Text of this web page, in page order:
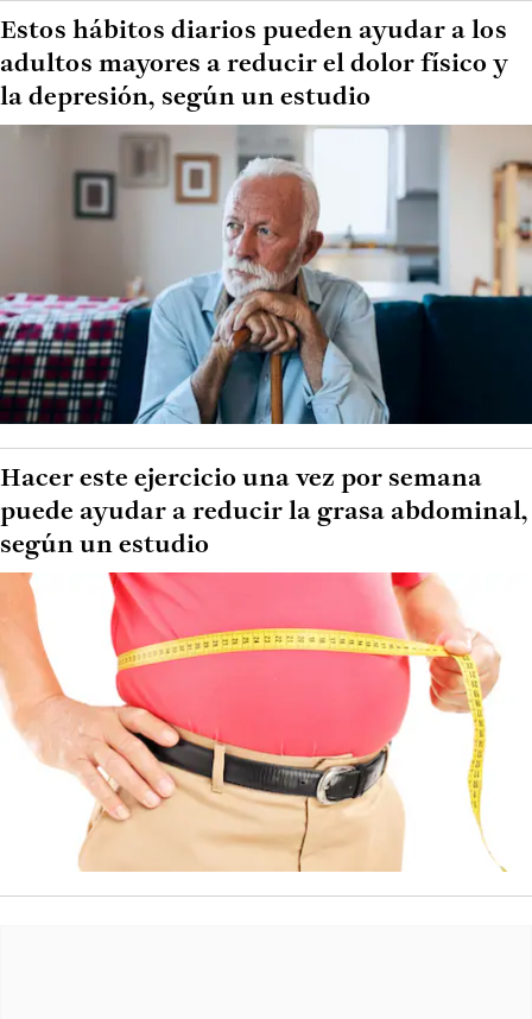
Estos hábitos diarios pueden ayudar a los
adultos mayores a reducir el dolor físico y
la depresión, según un estudio
Hacer este ejercicio una vez por semana
puede ayudar a reducir la grasa abdominal,
según un estudio